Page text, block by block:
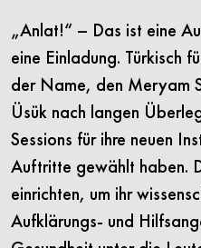
„Anlat!“ – Das ist eine
eine Einladung. Türkisch
der Name, den Meryam
Üsük nach langen
Sessions für ihre neuen
Auftritte gewählt haben.
einrichten, um ihr
Aufklärungs- und